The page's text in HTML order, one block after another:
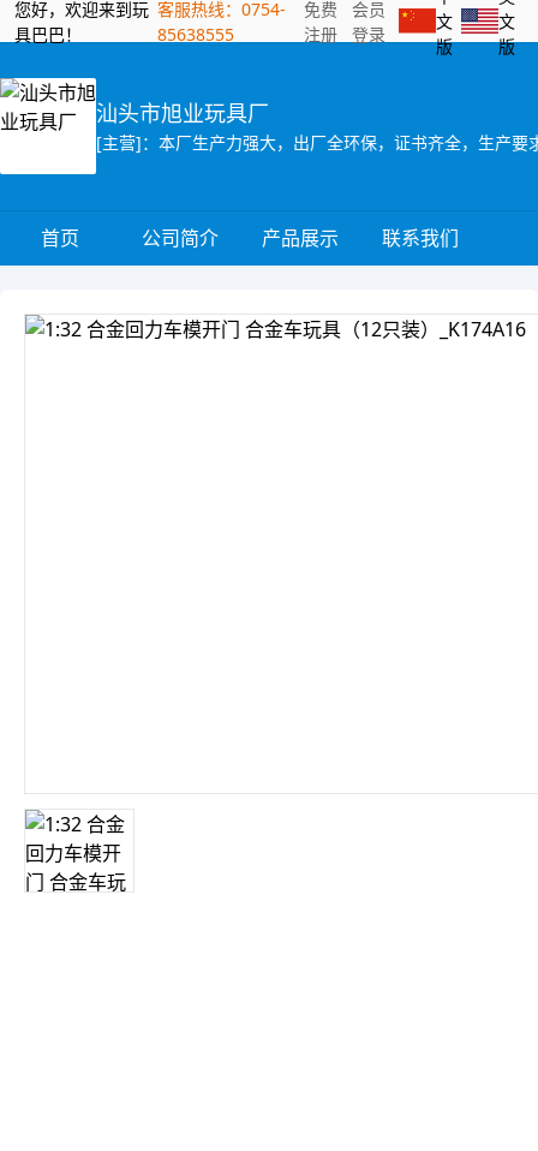
您好，欢迎来到玩
具巴巴！
客服热线：0754-
85638555
免费
注册
会员
登录
文
版
文
版
汕头市旭业玩具厂
[主营]：本厂生产力强大，出厂全环保，证书齐全，生产
首页 公司简介 产品展示 联系我们